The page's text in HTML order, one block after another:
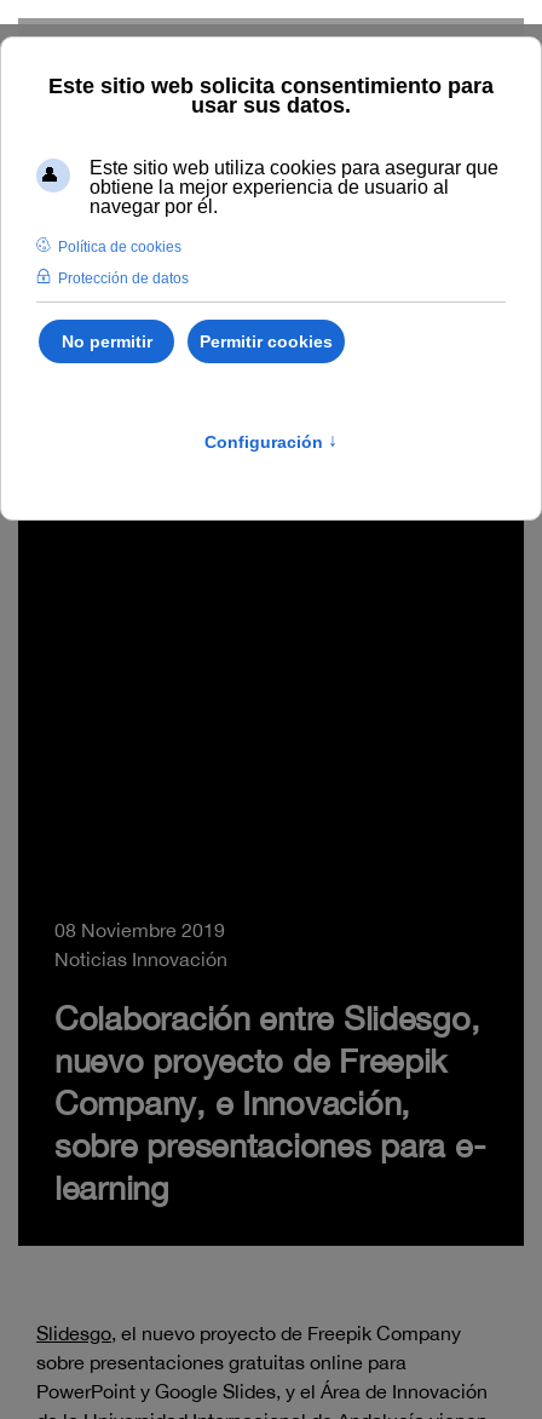
08 Noviembre 2019
Noticias Innovación
Colaboración entre Slidesgo,
nuevo proyecto de Freepik
Company, e Innovación,
sobre presentaciones para e-
learning
Slidesgo, el nuevo proyecto de Freepik Company
sobre presentaciones gratuitas online para
PowerPoint y Google Slides, y el Área de Innovación